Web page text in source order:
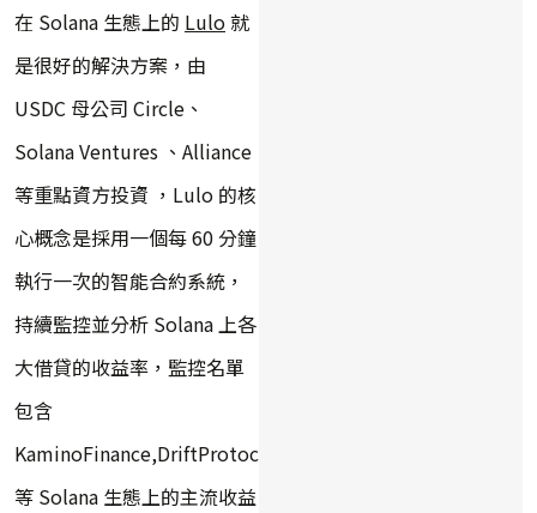
在 Solana 生態上的 Lulo就
是很好的解決方案，由
USDC 母公司 Circle、
Solana Ventures 、Alliance
等重點資方投資 ，Lulo 的核
心概念是採用一個每 60 分鐘
執行一次的智能合約系統，
持續監控並分析 Solana 上各
大借貸的收益率，監控名單
包含
KaminoFinance,DriftProtocol,Solend
等 Solana 生態上的主流收益